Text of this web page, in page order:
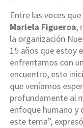
Entre las voces
Mariela Figueroa,
la organización
15 años que estoy
enfrentamos con
encuentro, este
que veníamos
profundamente al
enfoque humano y
este tema”,